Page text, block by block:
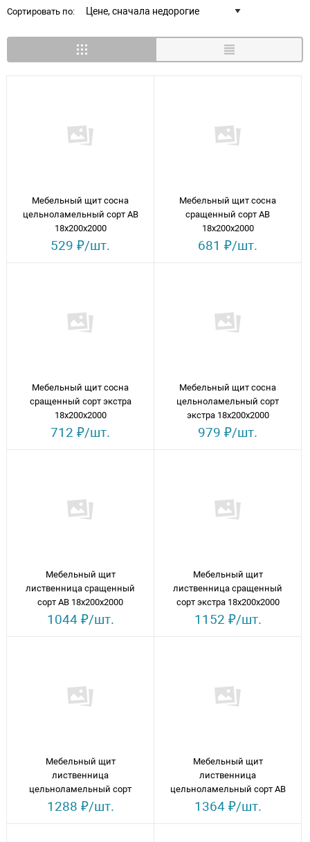
Сортировать по:
Мебельный щит сосна
цельноламельный сорт АВ
18х200х2000
529 ₽/шт.
Мебельный щит сосна
сращенный сорт АВ
18х200х2000
681 ₽/шт.
Мебельный щит сосна
сращенный сорт экстра
18х200х2000
712 ₽/шт.
Мебельный щит сосна
цельноламельный сорт
экстра 18х200х2000
979 ₽/шт.
Мебельный щит
лиственница сращенный
сорт АВ 18х200х2000
1044 ₽/шт.
Мебельный щит
лиственница сращенный
сорт экстра 18х200х2000
1152 ₽/шт.
Мебельный щит
лиственница
цельноламельный сорт
экстра 18х200х2000
1288 ₽/шт.
Мебельный щит
лиственница
цельноламельный сорт АВ
18х200х2000
1364 ₽/шт.